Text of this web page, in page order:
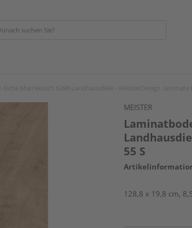
MEISTER
55 S
128,8 x 19,8 cm,